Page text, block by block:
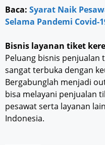
Baca: Syarat Naik
Selama Pandemi Covid-
Bisnis layanan tiket
Peluang bisnis penjualan
sangat terbuka dengan
Bergabunglah menjadi
bisa melayani penjualan
pesawat serta layanan
Indonesia.